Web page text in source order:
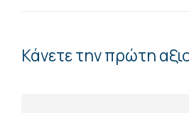
Κάνετε την πρώτη